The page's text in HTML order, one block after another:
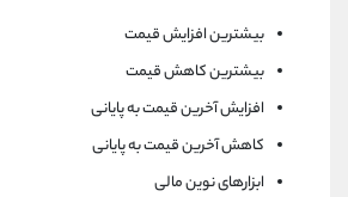
بیشترین افزایش قیمت
بیشترین کاهش قیمت
افزایش آخرین قیمت به پایانی
کاهش آخرین قیمت به پایانی
ابزارهای نوین مالی